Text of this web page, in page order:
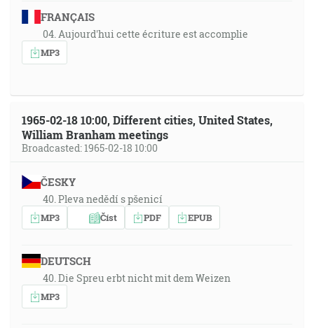
FRANÇAIS
04. Aujourd'hui cette écriture est accomplie
MP3
1965-02-18 10:00, Different cities, United States,
William Branham meetings
Broadcasted: 1965-02-18 10:00
ČESKY
40. Pleva nedědí s pšenicí
MP3 Číst PDF EPUB
DEUTSCH
40. Die Spreu erbt nicht mit dem Weizen
MP3